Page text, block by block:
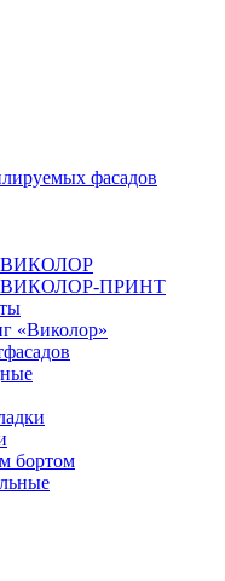
фасадов
ВИКОЛОР
ВИКОЛОР-ПРИНТ
«Виколор»
бортом